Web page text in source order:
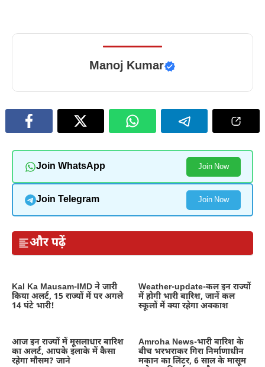
Manoj Kumar
Join WhatsApp Join Now
Join Telegram Join Now
और पढ़ें
Kal Ka Mausam-IMD ने जारी
किया अलर्ट, 15 राज्यों में पर अगले
14 घंटे भारी!
Weather-update-कल इन राज्यों
में होगी भारी बारिश, जानें कल
स्कूलों में क्या रहेगा अवकाश
आज इन राज्यों में मूसलाधार बारिश
का अलर्ट, आपके इलाके में कैसा
रहेगा मौसम? जाने
Amroha News-भारी बारिश के
बीच भरभराकर गिरा निर्माणाधीन
मकान का लिंटर, 6 साल के मासूम